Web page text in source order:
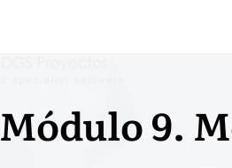
Módulo 9.